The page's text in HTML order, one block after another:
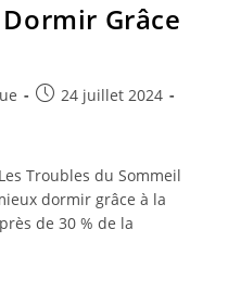
Grâce
24 juillet 2024
Troubles du Sommeil
dormir grâce à la
de 30 % de la